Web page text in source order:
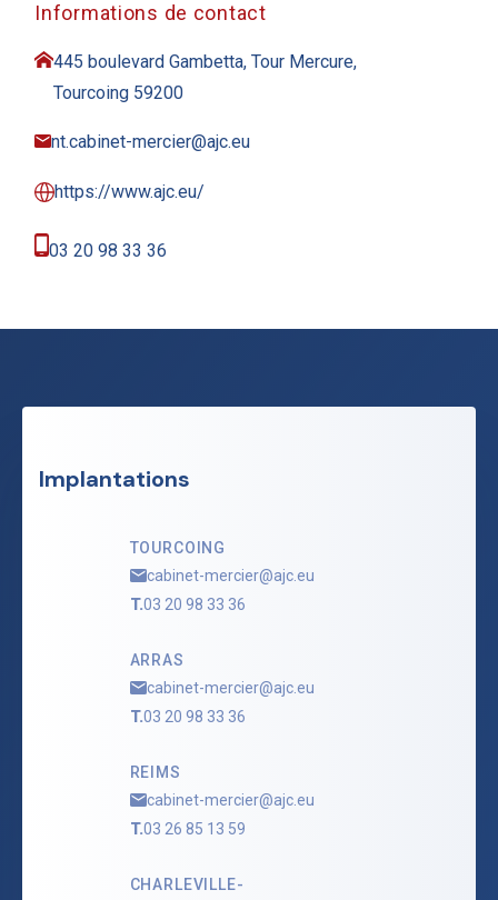
Informations de contact
445 boulevard Gambetta, Tour Mercure,
Tourcoing 59200
nt.cabinet-mercier@ajc.eu
https://www.ajc.eu/
03 20 98 33 36
Implantations
TOURCOING
cabinet-mercier@ajc.eu
T.03 20 98 33 36
ARRAS
cabinet-mercier@ajc.eu
T.03 20 98 33 36
REIMS
cabinet-mercier@ajc.eu
T.03 26 85 13 59
CHARLEVILLE-